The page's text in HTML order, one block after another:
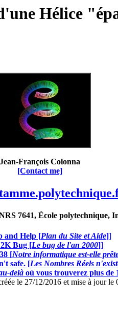
Hélice
Jean-François Colonna
[Contact me]
7641, École polytechnique,
and Help [Plan du Site et Aide]]
Bug [Le bug de l'an 2000]]
[Notre informatique est-elle
safe. [Les Nombres Réels
delàoù vous trouverez plus de
le 27/12/2016 et mise à jour